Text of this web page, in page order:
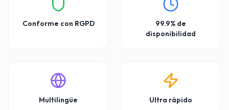
Conforme con RGPD
99.9% de
disponibilidad
Multilingüe Ultra rápido